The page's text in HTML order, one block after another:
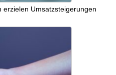
Umsatzsteigerungen